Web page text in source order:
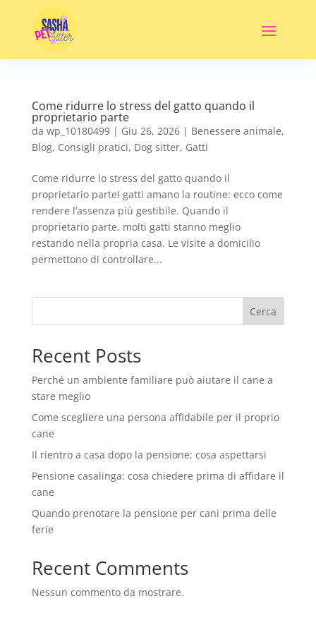
Come ridurre lo stress del gatto quando il
proprietario parte
da wp_10180499| Giu 26, 2026| Benessere animale,
Blog, Consigli pratici, Dog sitter, Gatti
Come ridurre lo stress del gatto quando il
proprietario parteI gatti amano la routine: ecco come
rendere l’assenza più gestibile. Quando il
proprietario parte, molti gatti stanno meglio
restando nella propria casa. Le visite a domicilio
permettono di controllare...
Cerca
Recent Posts
Perché un ambiente familiare può aiutare il cane a
stare meglio
Come scegliere una persona affidabile per il proprio
cane
Il rientro a casa dopo la pensione: cosa aspettarsi
Pensione casalinga: cosa chiedere prima di affidare il
cane
Quando prenotare la pensione per cani prima delle
ferie
Recent Comments
Nessun commento da mostrare.